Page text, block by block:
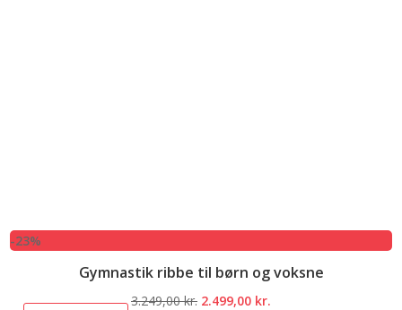
-23%
Gymnastik ribbe til børn og voksne
3.249,00kr. Den
2.499,00 kr.